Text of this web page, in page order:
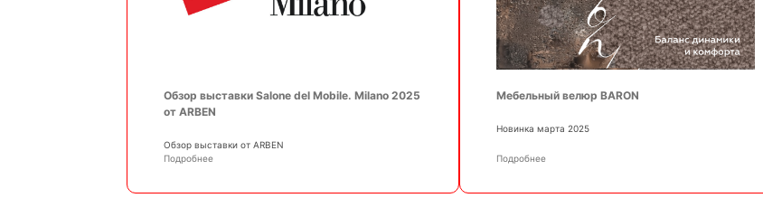
Обзор выставки Salone del Mobile. Milano 2025
от ARBEN
Обзор выставки от ARBEN
Подробнее
Мебельный велюр BARON
Новинка марта 2025
Подробнее